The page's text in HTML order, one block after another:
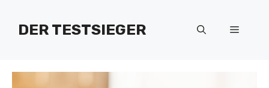
Inhalt
springenDER TESTSIEGER Menü